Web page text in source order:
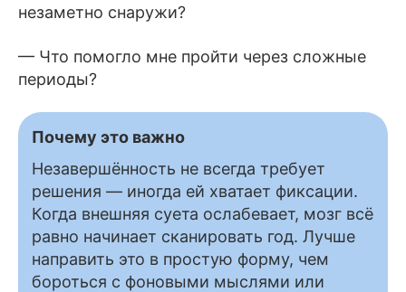
незаметно снаружи?
— Что помогло мне пройти через сложные
периоды?
Почему это важно
Незавершённость не всегда требует
решения — иногда ей хватает фиксации.
Когда внешняя суета ослабевает, мозг всё
равно начинает сканировать год. Лучше
направить это в простую форму, чем
бороться с фоновыми мыслями или